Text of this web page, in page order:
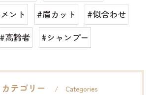
ント
#眉カット
#似合わせ
#高齢者
#シャンプー
カテゴリー Categories